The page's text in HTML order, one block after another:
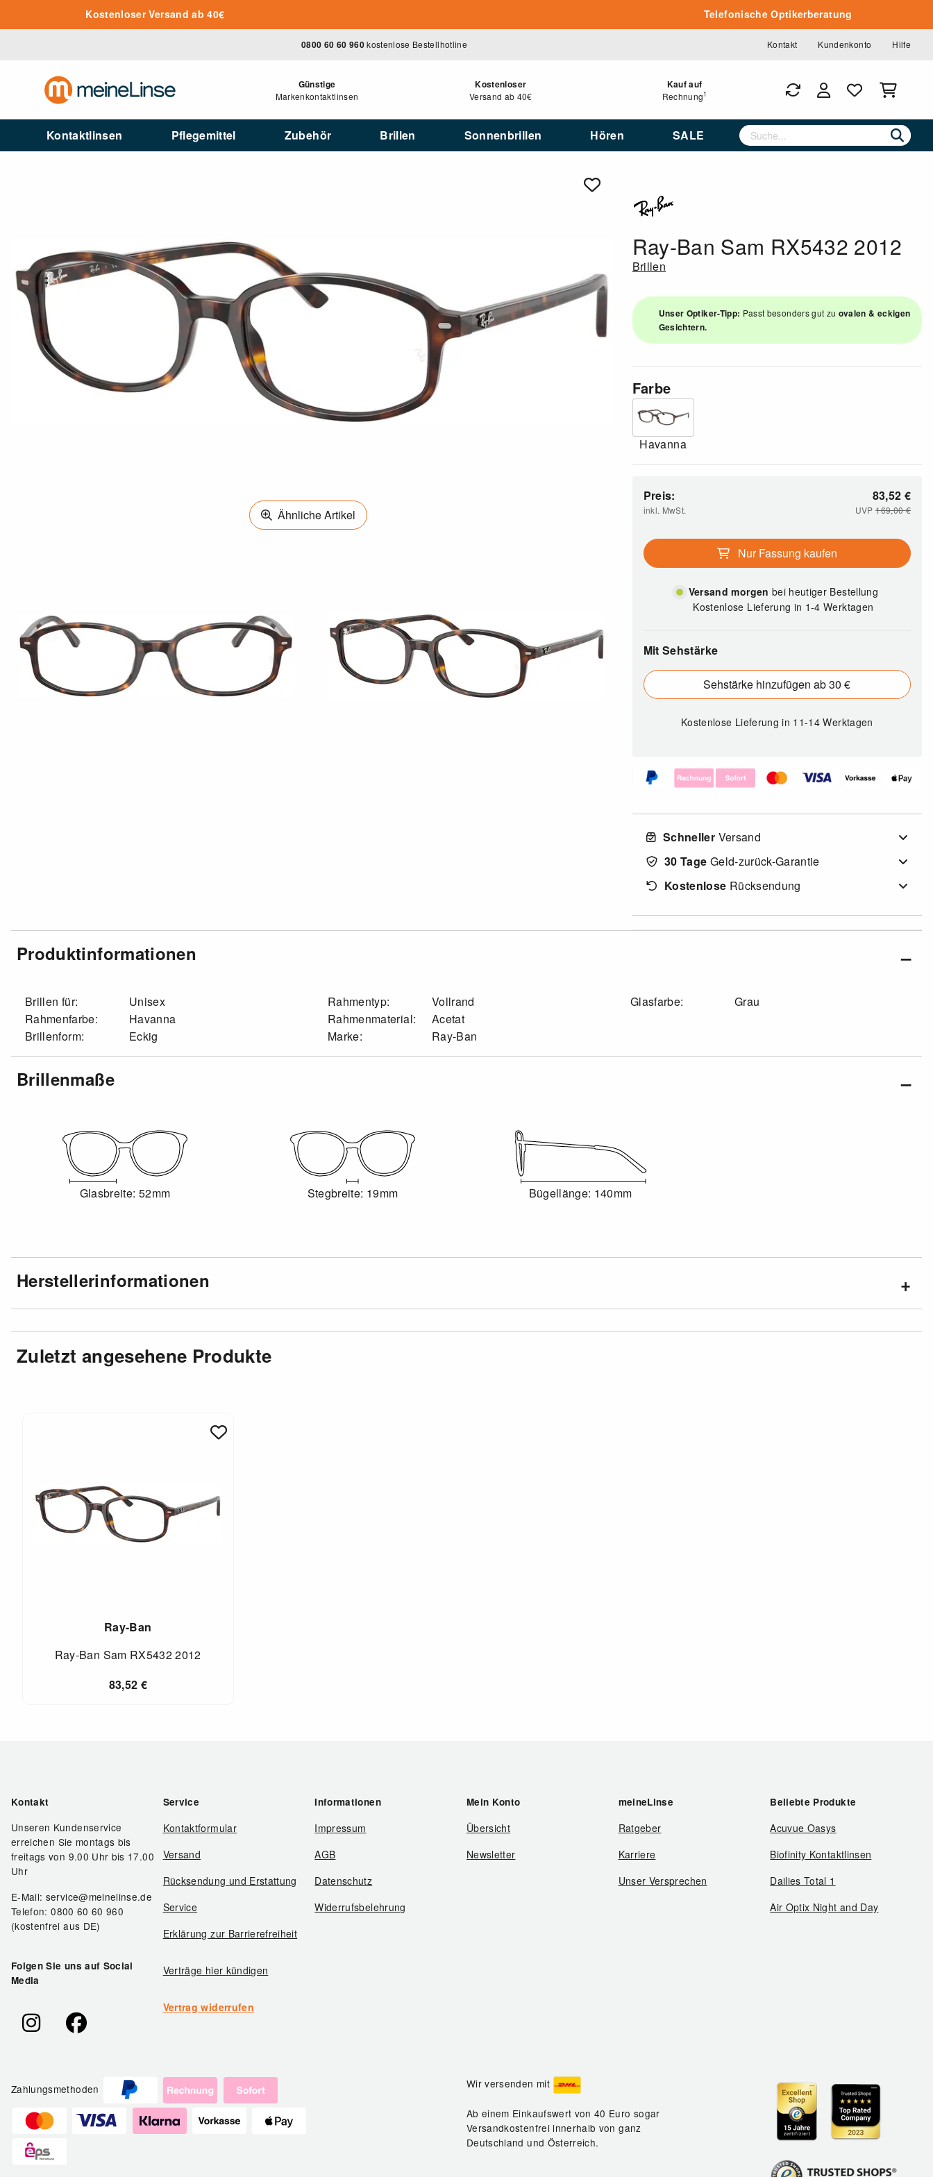
Zum Hauptinhalt springenKostenloser Versand ab 40€ Telefonische Optikerberatung
0800 60 60 960kostenlose Bestellhotline Kontakt Kundenkonto Hilfe
Günstige
Markenkontaktlinsen
Kostenloser
Versand ab 40€
Kauf auf
Rechnung1
Kontaktlinsen Pflegemittel Zubehör Brillen Sonnenbrillen Hören SALE
Ähnliche Artikel
Ray-Ban Sam RX5432 2012
Brillen
Unser Optiker-Tipp: Passt besonders gut zu ovalen & eckigen
Gesichtern.
Farbe
Havanna
Preis:
inkl. MwSt.
83,52 €
UVP169,00€
Nur Fassung kaufen
Versand morgen bei heutiger Bestellung
Kostenlose Lieferung in 1-4 Werktagen
Mit Sehstärke
Sehstärke hinzufügen ab 30 €
Kostenlose Lieferungin 11-14 Werktagen
Schneller Versand
30 Tage Geld-zurück-Garantie
Kostenlose Rücksendung
Produktinformationen
Brillen für:
Unisex
Rahmenfarbe:
Havanna
Brillenform:
Eckig
Rahmentyp:
Vollrand
Rahmenmaterial:
Acetat
Marke:
Ray-Ban
Glasfarbe: Grau
Brillenmaße
Glasbreite: 52mm Stegbreite: 19mm Bügellänge: 140mm
Herstellerinformationen
Zuletzt angesehene Produkte
Ray-Ban
Ray-Ban Sam RX5432 2012
83,52 €
Kontakt
Unseren Kundenservice
erreichen Sie montags bis
freitags von 9.00 Uhr bis 17.00
Uhr
E-Mail: service@meinelinse.de
Telefon: 0800 60 60 960
(kostenfrei aus DE)
Folgen Sie uns auf Social
Media
Service
Kontaktformular
Versand
Rücksendung und Erstattung
Service
Erklärung zur Barrierefreiheit
Verträge hier kündigen
Vertrag widerrufen
Informationen
Impressum
AGB
Datenschutz
Widerrufsbelehrung
Mein Konto
Übersicht
Newsletter
meineLinse
Ratgeber
Karriere
Unser Versprechen
Beliebte Produkte
Acuvue Oasys
Biofinity Kontaktlinsen
Dailies Total 1
Air Optix Night and Day
Zahlungsmethoden Wir versenden mit
Ab einem Einkaufswert von 40 Euro sogar
Versandkostenfrei innerhalb von ganz
Deutschland und Österreich.